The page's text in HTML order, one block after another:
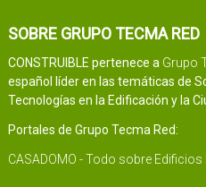
SOBRE GRUPO TECMA RED
CONSTRUIBLE pertenece a Grupo
español líder en las temáticas de
Tecnologías en la Edificación y la
Portales de Grupo Tecma Red:
CASADOMO - Todo sobre Edificios